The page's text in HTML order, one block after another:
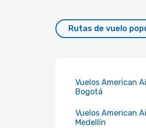
Rutas de vuelo
Vuelos American
Bogotá
Vuelos American
Medellín